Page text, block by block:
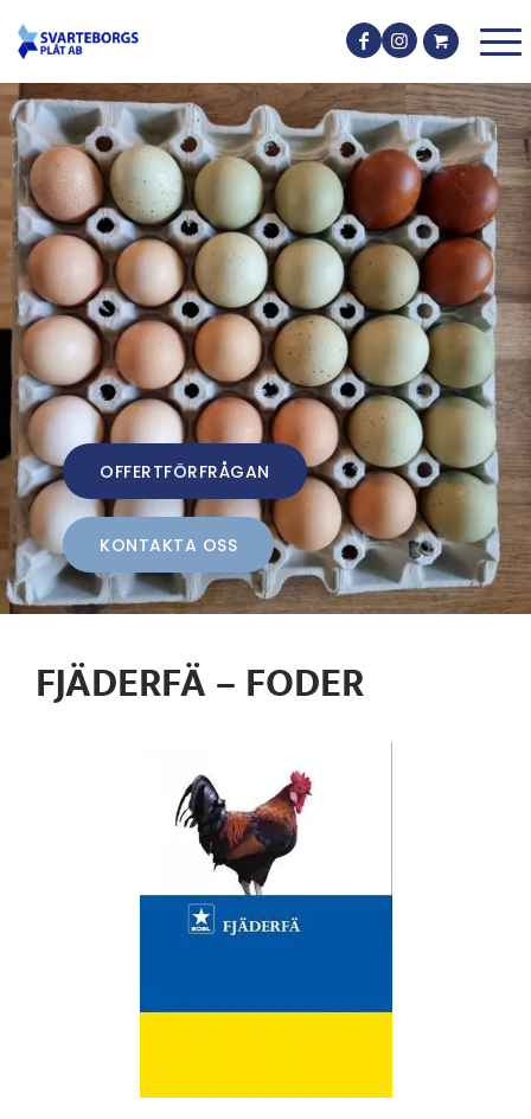
OFFERTFÖRFRÅGAN
KONTAKTA OSS
FJÄDERFÄ – FODER